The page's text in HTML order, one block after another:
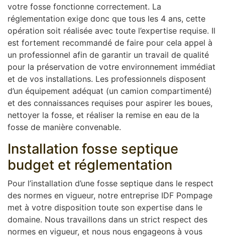
votre fosse fonctionne correctement. La
réglementation exige donc que tous les 4 ans, cette
opération soit réalisée avec toute l’expertise requise. Il
est fortement recommandé de faire pour cela appel à
un professionnel afin de garantir un travail de qualité
pour la préservation de votre environnement immédiat
et de vos installations. Les professionnels disposent
d’un équipement adéquat (un camion compartimenté)
et des connaissances requises pour aspirer les boues,
nettoyer la fosse, et réaliser la remise en eau de la
fosse de manière convenable.
Installation fosse septique
budget et réglementation
Pour l’installation d’une fosse septique dans le respect
des normes en vigueur, notre entreprise IDF Pompage
met à votre disposition toute son expertise dans le
domaine. Nous travaillons dans un strict respect des
normes en vigueur, et nous nous engageons à vous